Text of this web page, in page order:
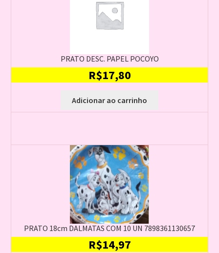
PRATO DESC. PAPEL POCOYO
R$17,80
Adicionar ao carrinho
PRATO 18cm DALMATAS COM 10 UN 7898361130657
R$14,97